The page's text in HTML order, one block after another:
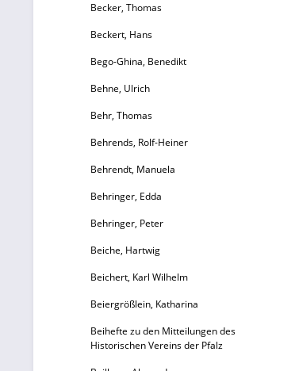
Becker, Thomas
Beckert, Hans
Bego-Ghina, Benedikt
Behne, Ulrich
Behr, Thomas
Behrends, Rolf-Heiner
Behrendt, Manuela
Behringer, Edda
Behringer, Peter
Beiche, Hartwig
Beichert, Karl Wilhelm
Beiergrößlein, Katharina
Beihefte zu den Mitteilungen des
Historischen Vereins der Pfalz